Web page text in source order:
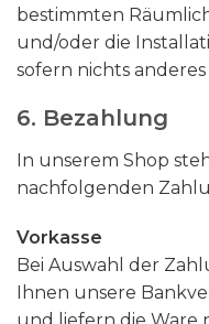
bestimmten
und/oder die
sofern nichts
6. Bezahlung
In unserem Shop
nachfolgenden
Vorkasse
Bei Auswahl der
Ihnen unsere
und liefern die Ware